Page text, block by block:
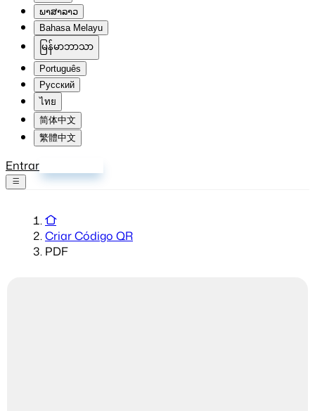
ພາສາລາວ
Bahasa Melayu
မြန်မာဘာသာ
Português
Русский
ไทย
简体中文
繁體中文
Entrar
Criar Código QR
PDF